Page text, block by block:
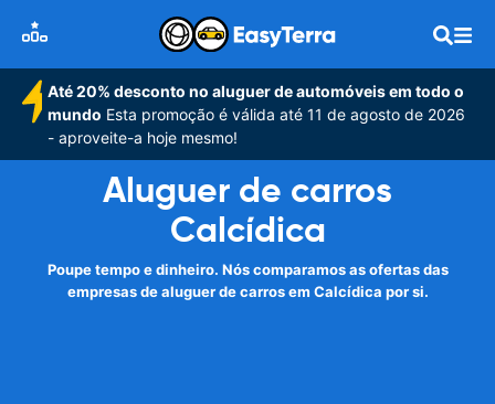
Até 20% desconto no aluguer de automóveis em todo o
mundo Esta promoção é válida até 11 de agosto de 2026
- aproveite-a hoje mesmo!
Aluguer de carros
Calcídica
Poupe tempo e dinheiro. Nós comparamos as ofertas das
empresas de aluguer de carros em Calcídica por si.